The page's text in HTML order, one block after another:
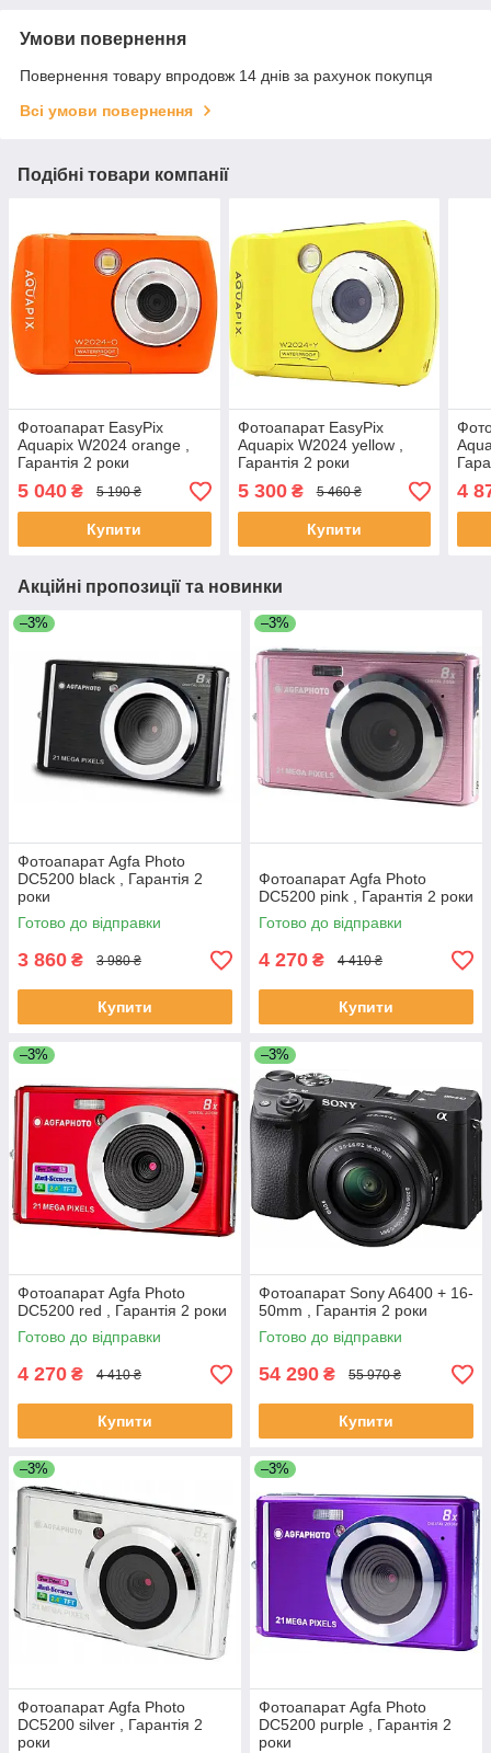
Умови повернення
Повернення товару впродовж 14 днів за рахунок покупця
Всі умови повернення
Подібні товари компанії
Фотоапарат EasyPix
Aquapix W2024 orange ,
Гарантія 2 роки
5 040 ₴ 5 190 ₴
Купити
Фотоапарат EasyPix
Aquapix W2024 yellow ,
Гарантія 2 роки
5 300₴ 5 460 ₴
Купити
4
Акційні пропозиції та новинки
–3%
Фотоапарат Agfa Photo
DC5200 black , Гарантія 2
роки
Готово до відправки
3 860 ₴ 3 980 ₴
Купити
–3%
Фотоапарат Agfa Photo
DC5200 pink , Гарантія 2 роки
Готово до відправки
4 270 ₴ 4 410 ₴
Купити
–3%
Фотоапарат Agfa Photo
DC5200 red , Гарантія 2 роки
Готово до відправки
4 270 ₴ 4 410 ₴
Купити
–3%
Фотоапарат Sony A6400 + 16-
50mm , Гарантія 2 роки
Готово до відправки
54 290 ₴ 55 970 ₴
Купити
–3%
Фотоапарат Agfa Photo
DC5200 silver , Гарантія 2
роки
–3%
Фотоапарат Agfa Photo
DC5200 purple , Гарантія 2
роки